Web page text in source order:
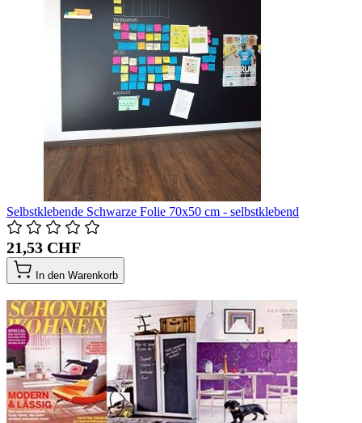
Selbstklebende Schwarze Folie 70x50 cm - selbstklebend
21,53 CHF
In den Warenkorb